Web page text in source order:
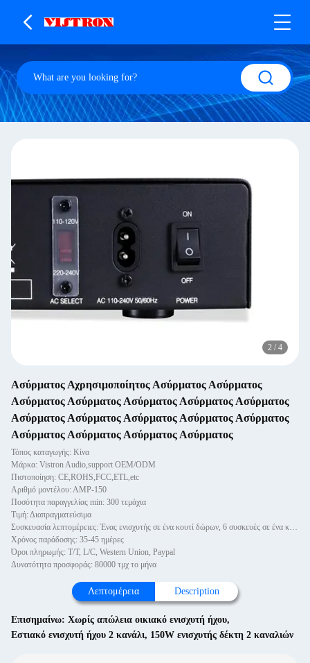
2 / 4
Ασύρματος Αχρησιμοποίητος Ασύρματος Ασύρματος
Ασύρματος Ασύρματος Ασύρματος Ασύρματος Ασύρματος
Ασύρματος Ασύρματος Ασύρματος Ασύρματος Ασύρματος
Ασύρματος Ασύρματος Ασύρματος Ασύρματος
Τόπος καταγωγής: Κίνα
Μάρκα: Vistron Audio,support OEM/ODM
Πιστοποίηση: CE,ROHS,FCC,ETL,etc
Αριθμό μοντέλου: ΑMP-150
Ποσότητα παραγγελίας min: 300 τεμάχια
Τιμή: Διαπραγματεύσιμα
Συσκευασία λεπτομέρειες: Ένας ενισχυτής σε ένα κουτί δώρων, 6 συσκευές σε ένα κουτί
Χρόνος παράδοσης: 35-45 ημέρες
Όροι πληρωμής: T/T, L/C, Western Union, Paypal
Δυνατότητα προσφοράς: 80000 τμχ το μήνα
Λεπτομέρεια Description
Επισημαίνω: Χωρίς απώλεια οικιακό ενισχυτή ήχου,
Εστιακό ενισχυτή ήχου 2 κανάλι, 150W ενισχυτής δέκτη 2 καναλιών